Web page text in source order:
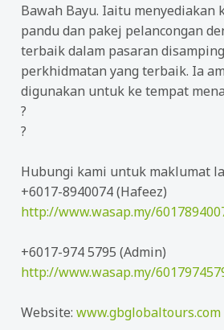
Bawah Bayu. Iaitu menyediakan
pandu dan pakej pelancongan
terbaik dalam pasaran
perkhidmatan yang terbaik. Ia
digunakan untuk ke tempat
?
?
Hubungi kami untuk maklumat
+6017-8940074 (Hafeez)
http://www.wasap.my/
+6017-974 5795 (Admin)
http://www.wasap.my/
Website: www.gbglobaltours.com